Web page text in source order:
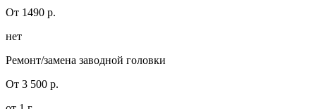
От 1490 р.
нет
Ремонт/замена заводной головки
От 3 500 р.